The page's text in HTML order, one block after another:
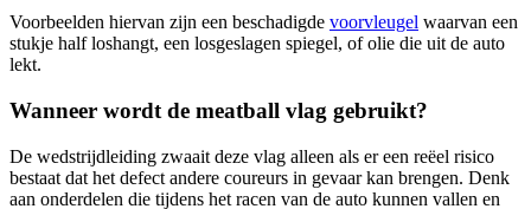
Voorbeelden hiervan zijn een beschadigde voorvleugel waarvan een
stukje half loshangt, een losgeslagen spiegel, of olie die uit de auto
lekt.
Wanneer wordt de meatball vlag gebruikt?
De wedstrijdleiding zwaait deze vlag alleen als er een reëel risico
bestaat dat het defect andere coureurs in gevaar kan brengen. Denk
aan onderdelen die tijdens het racen van de auto kunnen vallen en